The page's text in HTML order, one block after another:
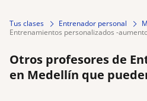
Tus clases Entrenador personal
entrenamientos personalizados -
Otros profesores de
en Medellín que